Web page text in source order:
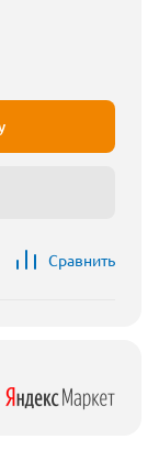
Сравнить